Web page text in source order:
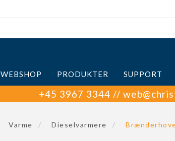
WEBSHOP PRODUKTER SUPPORT
+45 3967 3344 //
Varme / Dieselvarmere /